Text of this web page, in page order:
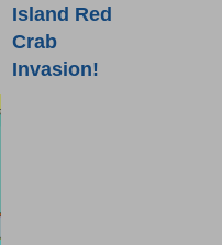
Island Red
Crab
Invasion!